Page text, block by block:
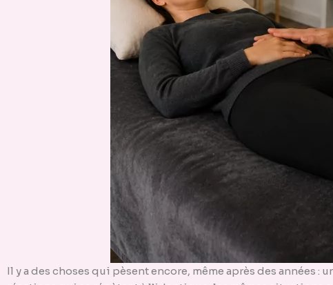
Il y a des choses qui pèsent encore, même après des